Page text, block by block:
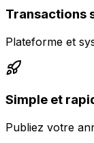
Transactions
Plateforme et
Simple et
Publiez votre